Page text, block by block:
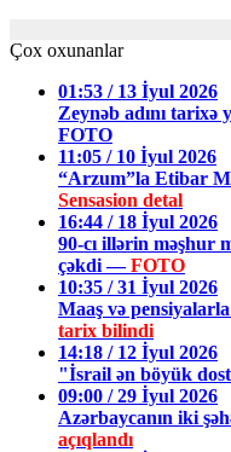
Çox oxunanlar
01:53 / 13 İyul 2026
Zeynəb adını tarixə
FOTO
11:05 / 10 İyul 2026
“Arzum”la Etibar
Sensasion detal
16:44 / 18 İyul 2026
90-cı illərin məşhur
çəkdi —FOTO
10:35 / 31 İyul 2026
Maaş və
tarix bilindi
14:18 / 12 İyul 2026
"İsrail ən böyük
09:00 / 29 İyul 2026
Azərbaycanın iki
açıqlandı